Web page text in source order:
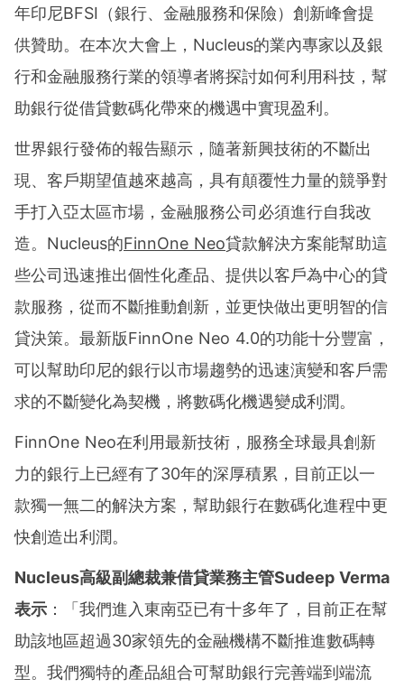
年印尼BFSI（銀行、金融服務和保險）創新峰會提
供贊助。在本次大會上，Nucleus的業內專家以及銀
行和金融服務行業的領導者將探討如何利用科技，幫
助銀行從借貸數碼化帶來的機遇中實現盈利。
世界銀行發佈的報告顯示，隨著新興技術的不斷出
現、客戶期望值越來越高，具有顛覆性力量的競爭對
手打入亞太區市場，金融服務公司必須進行自我改
造。Nucleus的FinnOne Neo貸款解決方案能幫助這
些公司迅速推出個性化產品、提供以客戶為中心的貸
款服務，從而不斷推動創新，並更快做出更明智的信
貸決策。最新版FinnOne Neo 4.0的功能十分豐富，
可以幫助印尼的銀行以市場趨勢的迅速演變和客戶需
求的不斷變化為契機，將數碼化機遇變成利潤。
FinnOne Neo在利用最新技術，服務全球最具創新
力的銀行上已經有了30年的深厚積累，目前正以一
款獨一無二的解決方案，幫助銀行在數碼化進程中更
快創造出利潤。
Nucleus高級副總裁兼借貸業務主管Sudeep Verma
表示 ：「我們進入東南亞已有十多年了，目前正在幫
助該地區超過30家領先的金融機構不斷推進數碼轉
型。我們獨特的產品組合可幫助銀行完善端到端流